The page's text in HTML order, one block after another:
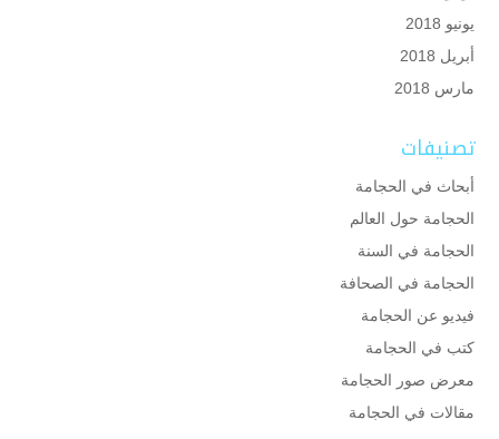
يونيو 2018
أبريل 2018
مارس 2018
تصنيفات
أبحاث في الحجامة
الحجامة حول العالم
الحجامة في السنة
الحجامة في الصحافة
فيديو عن الحجامة
كتب في الحجامة
معرض صور الحجامة
مقالات في الحجامة